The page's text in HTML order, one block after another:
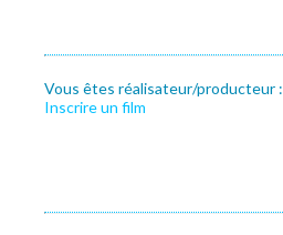
Vous êtes réalisateur/producteur :
Inscrire un film